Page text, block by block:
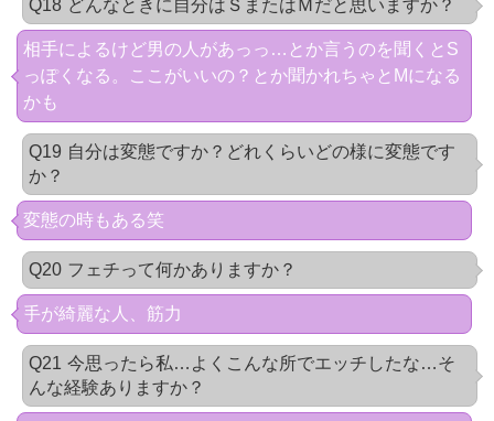
Q18 どんなときに自分はＳまたはＭだと思いますか？
相手によるけど男の人があっっ…とか言うのを聞くとS
っぽくなる。ここがいいの？とか聞かれちゃとMになる
かも
Q19 自分は変態ですか？どれくらいどの様に変態です
か？
変態の時もある笑
Q20 フェチって何かありますか？
手が綺麗な人、筋力
Q21 今思ったら私…よくこんな所でエッチしたな…そ
んな経験ありますか？